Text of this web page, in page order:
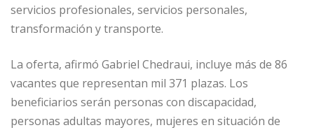
servicios profesionales, servicios personales,
transformación y transporte.
La oferta, afirmó Gabriel Chedraui, incluye más de 86
vacantes que representan mil 371 plazas. Los
beneficiarios serán personas con discapacidad,
personas adultas mayores, mujeres en situación de